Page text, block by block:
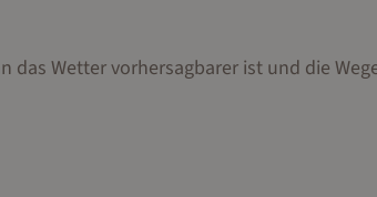
Wetter vorhersagbarer ist und die